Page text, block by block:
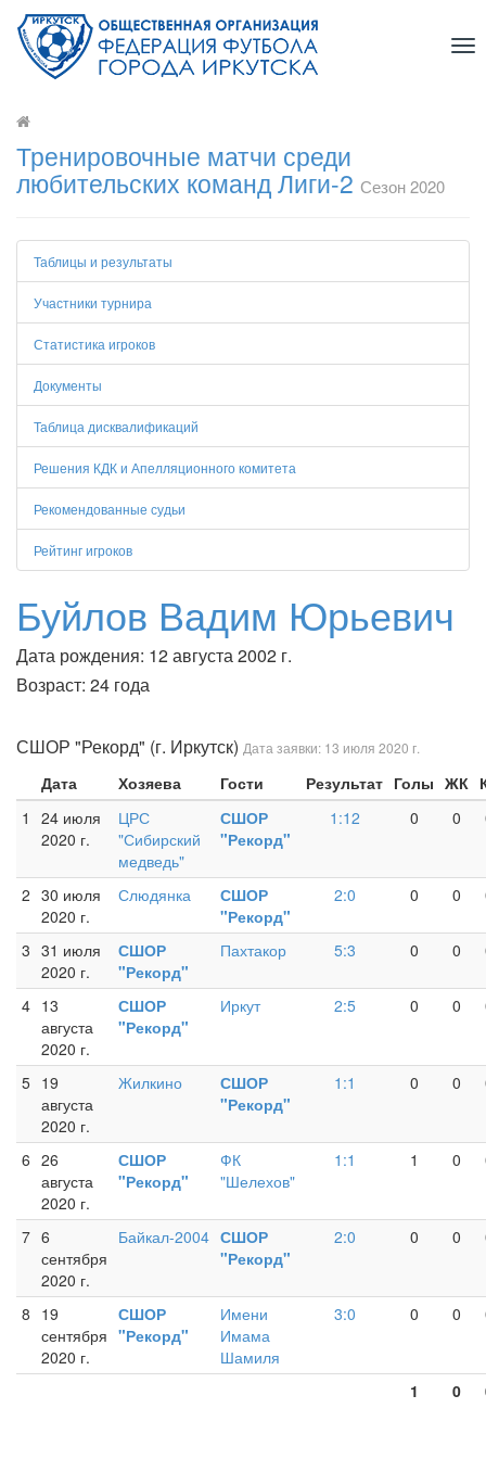
Тренировочные матчи среди
любительских команд Лиги-2 Сезон 2020
Таблицы и результаты
Участники турнира
Статистика игроков
Документы
Таблица дисквалификаций
Решения КДК и Апелляционного комитета
Рекомендованные судьи
Рейтинг игроков
Буйлов Вадим Юрьевич
Дата рождения: 12 августа 2002 г.
Возраст: 24 года
СШОР "Рекорд" (г. Иркутск) Дата заявки: 13 июля 2020 г.
Дата Хозяева Гости Результат Голы ЖК
1
24 июля
2020 г.
ЦРС
"Сибирский
медведь"
СШОР
"Рекорд"
1:12 0 0
2 30 июля
2020 г.
Слюдянка
СШОР
"Рекорд"
2:0 0 0
3 31 июля
2020 г.
СШОР
"Рекорд"
Пахтакор 5:3 0 0
4 13
августа
2020 г.
СШОР
"Рекорд"
Иркут 2:5 0 0
5 19
августа
2020 г.
Жилкино
СШОР
"Рекорд"
1:1 0 0
6 26
августа
2020 г.
СШОР
"Рекорд"
ФК
"Шелехов"
1:1 1 0
7 6
сентября
2020 г.
Байкал-2004 СШОР
"Рекорд"
2:0 0 0
8 19
сентября
2020 г.
СШОР
"Рекорд"
Имени
Имама
Шамиля
3:0 0 0
1 0